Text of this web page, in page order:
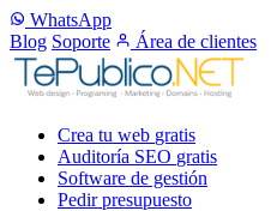
WhatsApp
Blog Soporte Área de clientes
Crea tu web gratis
Auditoría SEO gratis
Software de gestión
Pedir presupuesto